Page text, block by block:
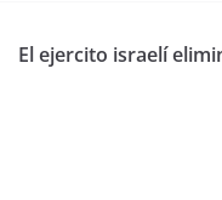
El ejercito israelí